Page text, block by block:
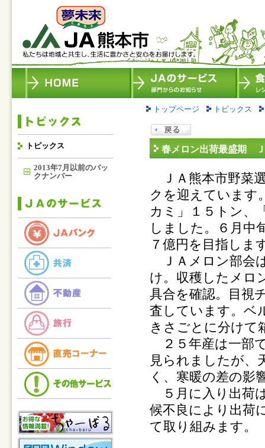
トピックス
2013年7月以前のバッ
クナンバー
トップページ トピックス
春メロン出荷最盛期
ＪＡ熊本市野菜
クを迎えています
カミ」１５トン、
しました。６月中
７億円を目指しま
ＪＡメロン部会
け。収穫したメロ
具合を確認。目視
査しています。ベ
きさごとに分けて
２５年産は一部
見られましたが、
く、寒暖の差の影
５月に入り出荷
候不良により出荷
て取り組みます。